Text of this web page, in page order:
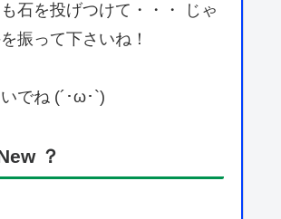
石を投げつけて・・・ じゃ
振って下さいね！
でね (´･ω･`)
？